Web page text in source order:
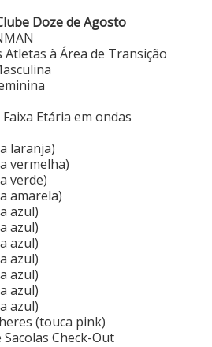
Doze de Agosto
Atletas à Área de Transição
Etária em ondas
laranja)
vermelha)
verde)
amarela)
azul)
azul)
azul)
azul)
azul)
azul)
azul)
(touca pink)
Check-Out